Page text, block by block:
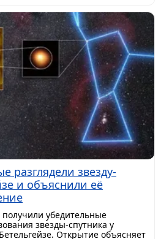
разглядели звезду-
и объяснили её
убедительные
звезды-спутника у
Открытие объясняет